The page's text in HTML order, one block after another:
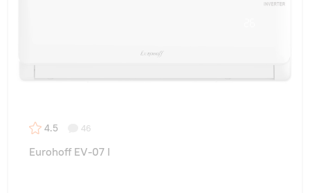
4.5 46
Eurohoff EV-07 I